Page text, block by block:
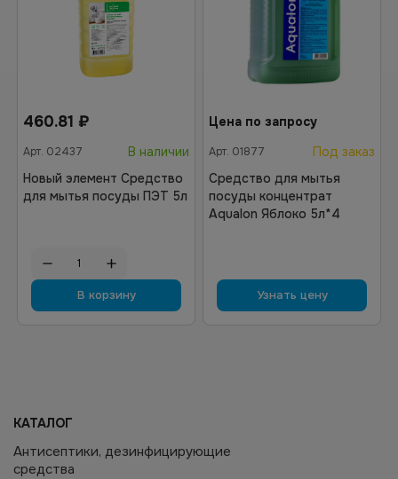
460.81 ₽
Арт. 02437
В наличии
Новый элемент Средство
для мытья посуды ПЭТ 5л
В корзину
Цена по запросу
Арт. 01877
Под заказ
Средство для мытья
посуды концентрат
Aqualon Яблоко 5л*4
Узнать цену
КАТАЛОГ
Антисептики, дезинфицирующие
средства